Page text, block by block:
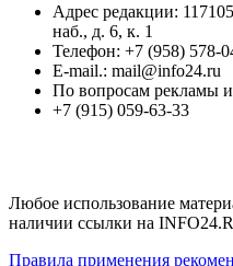
Адрес редакции:
наб., д. 6, к. 1
Телефон: +7 (958) 578-
E-mail.: mail@info24.ru
По вопросам рекламы и
+7 (915) 059-63-33
Любое использование
наличии ссылки на
Правила применения